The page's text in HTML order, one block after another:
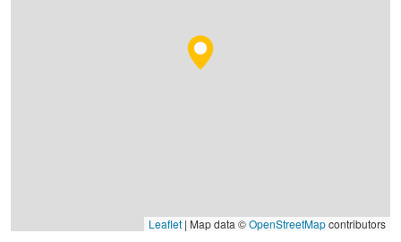
Leaflet | Map data ©OpenStreetMapcontributors